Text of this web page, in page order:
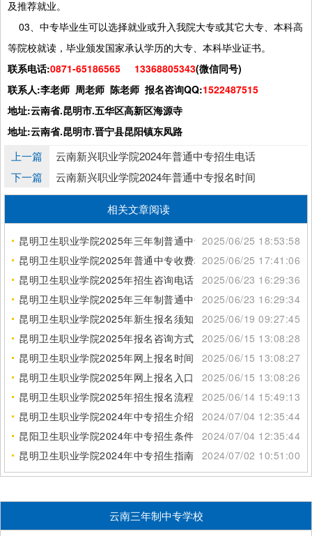
及推荐就业。
03、中专毕业生可以选择就业或升入我院大专或其它大专、本科高
等院校就读，毕业颁发国家承认学历的大专、本科毕业证书。
联系电话:0871-65186565 13368805343(微信同号)
联系人:李老师 周老师 陈老师 报名咨询QQ:1522487515
地址:云南省.昆明市.五华区高新区海源寺
地址:云南省.昆明市.晋宁县昆阳镇东凤路
上一篇
云南新兴职业学院2024年普通中专招生电话
下一篇
云南新兴职业学院2024年普通中专报名时间
相关文章阅读
昆明卫生职业学院2025年三年制普通中专招生地点2025/06/25 18:53:58
昆明卫生职业学院2025年普通中专收费标准2025/06/25 17:41:06
昆明卫生职业学院2025年招生咨询电话 2025/06/23 16:29:36
昆明卫生职业学院2025年三年制普通中专专业列表2025/06/23 16:29:34
昆明卫生职业学院2025年新生报名须知
2025/06/19 09:27:45
昆明卫生职业学院2025年报名咨询方式 2025/06/15 13:08:28
昆明卫生职业学院2025年网上报名时间
2025/06/15 13:08:27
昆明卫生职业学院2025年网上报名入口
2025/06/15 13:08:26
昆明卫生职业学院2025年招生报名流程
2025/06/14 15:49:13
昆明卫生职业学院2024年中专招生介绍
2024/07/04 12:35:44
昆阳卫生职业学院2024年中专招生条件 2024/07/04 12:35:44
昆明卫生职业学院2024年中专招生指南 2024/07/02 10:51:00
云南三年制中专学校